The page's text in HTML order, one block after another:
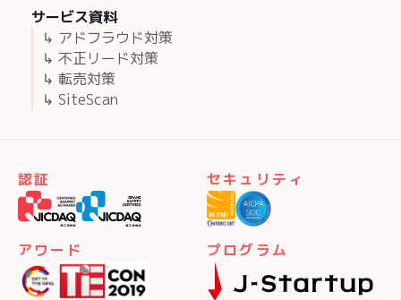
サービス資料
↳ アドフラウド対策
↳ 不正リード対策
↳ 転売対策
↳ SiteScan
認証 セキュリティ
アワード プログラム